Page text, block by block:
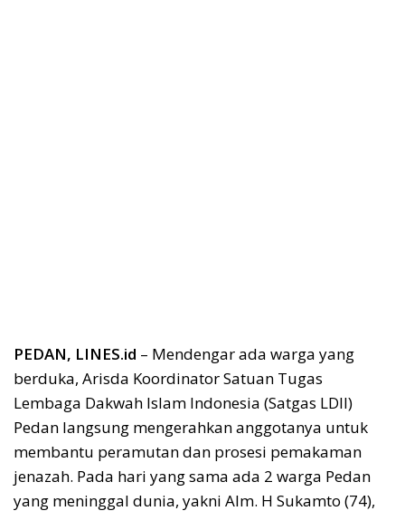
PEDAN, LINES.id – Mendengar ada warga yang
berduka, Arisda Koordinator Satuan Tugas
Lembaga Dakwah Islam Indonesia (Satgas LDII)
Pedan langsung mengerahkan anggotanya untuk
membantu peramutan dan prosesi pemakaman
jenazah. Pada hari yang sama ada 2 warga Pedan
yang meninggal dunia, yakni Alm. H Sukamto (74),